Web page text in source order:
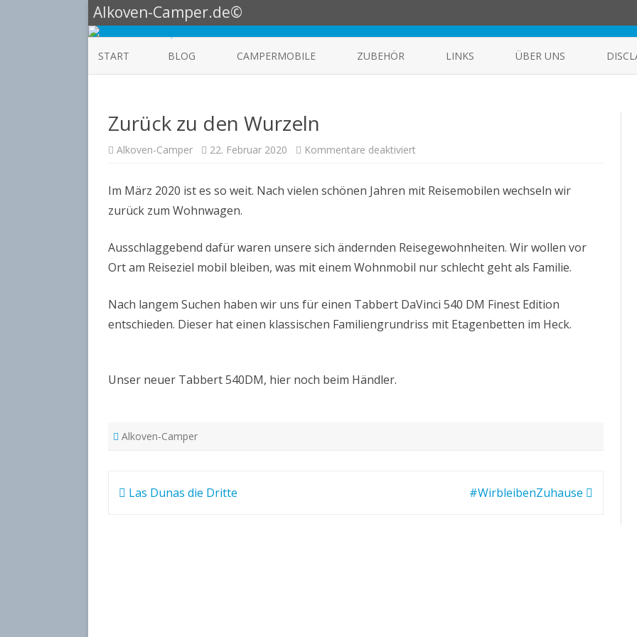
Alkoven-Camper.de©
START BLOG CAMPERMOBILE
KNAUS ALKOVEN
KNAUS BOXLIFE 600DQ
ZUBEHÖR LINKS ÜBER UNS
Zurück zu den Wurzeln
Alkoven-Camper 22. Februar 2020 Kommentare deaktiviert
Wurzeln
Im März 2020 ist es so weit. Nach vielen schönen Jahren mit Reisemobilen wechseln wir
zurück zum Wohnwagen.
Ausschlaggebend dafür waren unsere sich ändernden Reisegewohnheiten. Wir wollen vor
Ort am Reiseziel mobil bleiben, was mit einem Wohnmobil nur schlecht geht als Familie.
Nach langem Suchen haben wir uns für einen Tabbert DaVinci 540 DM Finest Edition
entschieden. Dieser hat einen klassischen Familiengrundriss mit Etagenbetten im Heck.
Unser neuer Tabbert 540DM, hier noch beim Händler.
Alkoven-Camper
Beitragsnavigation
Las Dunas die Dritte #WirbleibenZuhause